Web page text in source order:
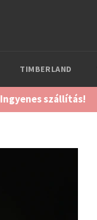
TIMBERLAND
Ingyenes szállítás!